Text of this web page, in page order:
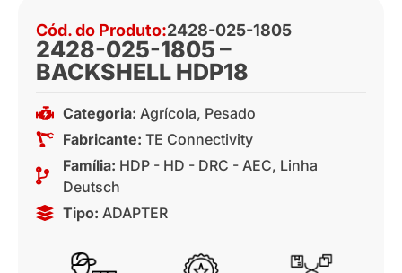
Cód. do Produto:2428-025-1805
2428-025-1805 –
BACKSHELL HDP18
Categoria: Agrícola, Pesado
Fabricante: TE Connectivity
Família: HDP - HD - DRC - AEC, Linha
Deutsch
Tipo: ADAPTER